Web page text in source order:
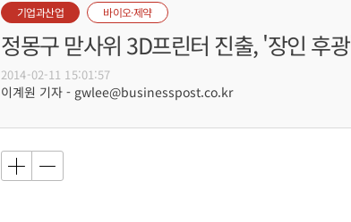
기업과산업 바이오·제약
정몽구 맏사위 3D프린터 진출, '장인 후
2014-02-11 15:01:57
이계원 기자 - gwlee@businesspost.co.kr